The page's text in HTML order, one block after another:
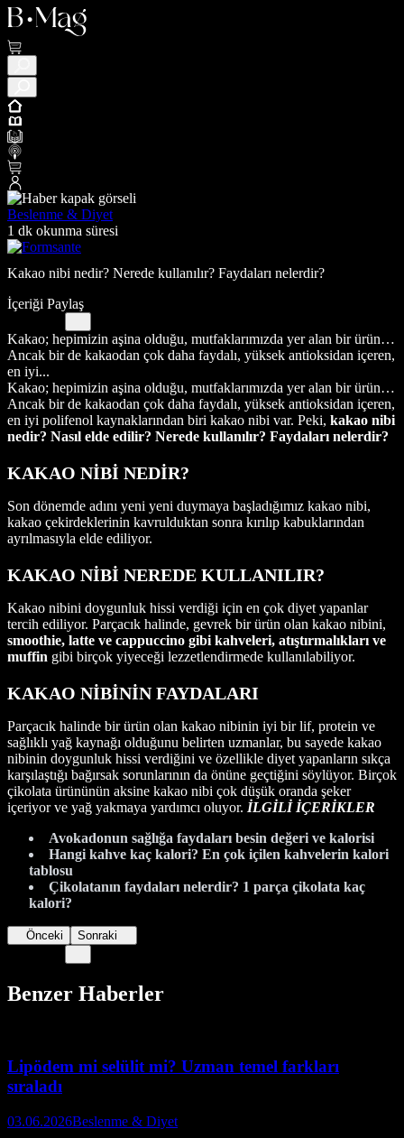
Beslenme & Diyet
1 dk okunma süresi
Kakao nibi nedir? Nerede kullanılır? Faydaları nelerdir?
İçeriği Paylaş
Kakao; hepimizin aşina olduğu, mutfaklarımızda yer alan bir ürün…
Ancak bir de kakaodan çok daha faydalı, yüksek antioksidan içeren,
en iyi...
Kakao; hepimizin aşina olduğu, mutfaklarımızda yer alan bir ürün…
Ancak bir de kakaodan çok daha faydalı, yüksek antioksidan içeren,
en iyi polifenol kaynaklarından biri kakao nibi var. Peki, kakao nibi
nedir? Nasıl elde edilir? Nerede kullanılır? Faydaları nelerdir?
KAKAO NİBİ NEDİR?
Son dönemde adını yeni yeni duymaya başladığımız kakao nibi,
kakao çekirdeklerinin kavrulduktan sonra kırılıp kabuklarından
ayrılmasıyla elde ediliyor.
KAKAO NİBİ NEREDE KULLANILIR?
Kakao nibini doygunluk hissi verdiği için en çok diyet yapanlar
tercih ediliyor. Parçacık halinde, gevrek bir ürün olan kakao nibini,
smoothie, latte ve cappuccino gibi kahveleri, atıştırmalıkları ve
muffin gibi birçok yiyeceği lezzetlendirmede kullanılabiliyor.
KAKAO NİBİNİN FAYDALARI
Parçacık halinde bir ürün olan kakao nibinin iyi bir lif, protein ve
sağlıklı yağ kaynağı olduğunu belirten uzmanlar, bu sayede kakao
nibinin doygunluk hissi verdiğini ve özellikle diyet yapanların sıkça
karşılaştığı bağırsak sorunlarının da önüne geçtiğini söylüyor. Birçok
çikolata ürününün aksine kakao nibi çok düşük oranda şeker
içeriyor ve yağ yakmaya yardımcı oluyor. İLGİLİ İÇERİKLER
Avokadonun sağlığa faydaları besin değeri ve kalorisi
Hangi kahve kaç kalori? En çok içilen kahvelerin kalori
tablosu
Çikolatanın faydaları nelerdir? 1 parça çikolata kaç
kalori?
Önceki Sonraki
Benzer Haberler
Lipödem mi selülit mi? Uzman temel farkları
sıraladı
03.06.2026Beslenme & Diyet